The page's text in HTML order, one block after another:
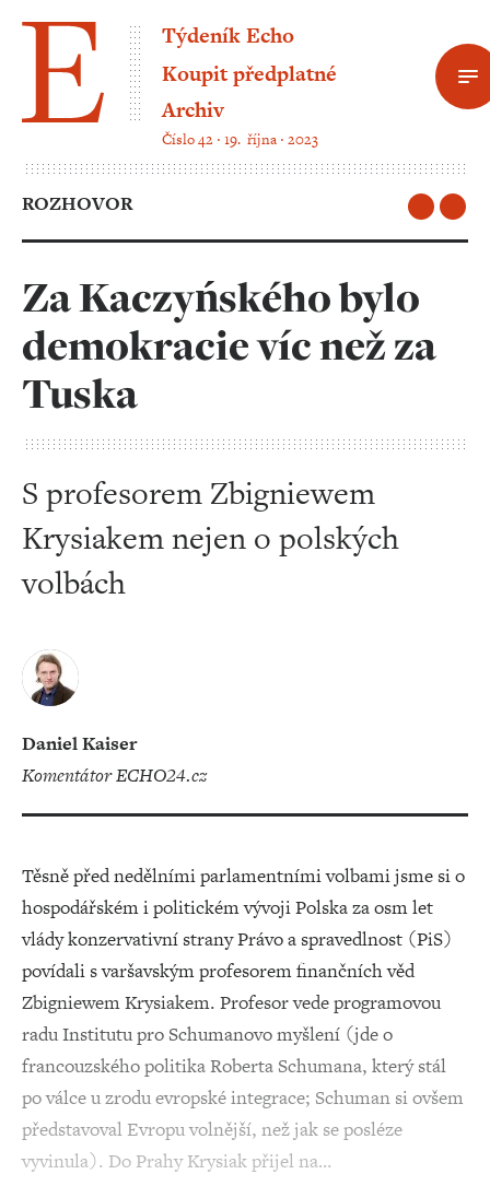
Týdeník Echo
Koupit předplatné
Archiv
Číslo 42 ‧ 19. října ‧ 2023
ROZHOVOR
Za Kaczyńského bylo
demokracie víc než za
Tuska
S profesorem Zbigniewem
Krysiakem nejen o polských
volbách
Daniel Kaiser
komentátor ECHO24.cz
Těsně před nedělními parlamentními volbami jsme si o
hospodářském i politickém vývoji Polska za osm let
vlády konzervativní strany Právo a spravedlnost (PiS)
povídali s varšavským profesorem finančních věd
Zbigniewem Krysiakem. Profesor vede programovou
radu Institutu pro Schumanovo myšlení (jde o
francouzského politika Roberta Schumana, který stál
po válce u zrodu evropské integrace; Schuman si ovšem
představoval Evropu volnější, než jak se posléze
vyvinula). Do Prahy Krysiak přijel na…